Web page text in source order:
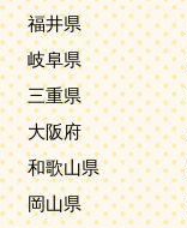
福井県
岐阜県
三重県
大阪府
和歌山県
岡山県